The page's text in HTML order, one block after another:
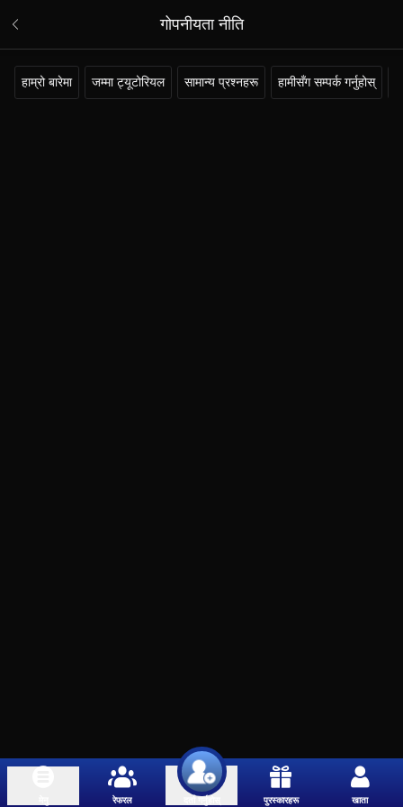
गोपनीयता नीति
हाम्रो बारेमा जम्मा ट्यूटोरियल सामान्य प्रश्नहरू हामीसँग सम्पर्क गर्नुहोस्
रेफरल पुरस्कारहरू खाता